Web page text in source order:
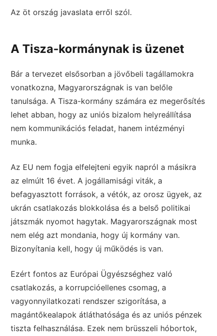
Az öt ország javaslata erről szól.
A Tisza-kormánynak is üzenet
Bár a tervezet elsősorban a jövőbeli tagállamokra
vonatkozna, Magyarországnak is van belőle
tanulsága. A Tisza-kormány számára ez megerősítés
lehet abban, hogy az uniós bizalom helyreállítása
nem kommunikációs feladat, hanem intézményi
munka.
Az EU nem fogja elfelejteni egyik napról a másikra
az elmúlt 16 évet. A jogállamisági viták, a
befagyasztott források, a vétók, az orosz ügyek, az
ukrán csatlakozás blokkolása és a belső politikai
játszmák nyomot hagytak. Magyarországnak most
nem elég azt mondania, hogy új kormány van.
Bizonyítania kell, hogy új működés is van.
Ezért fontos az Európai Ügyészséghez való
csatlakozás, a korrupcióellenes csomag, a
vagyonnyilatkozati rendszer szigorítása, a
magántőkealapok átláthatósága és az uniós pénzek
tiszta felhasználása. Ezek nem brüsszeli hóbortok,